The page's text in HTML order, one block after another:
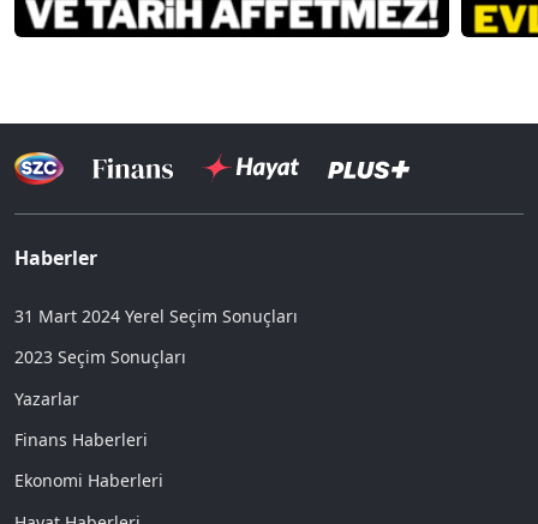
Haberler
31 Mart 2024 Yerel Seçim Sonuçları
2023 Seçim Sonuçları
Yazarlar
Finans Haberleri
Ekonomi Haberleri